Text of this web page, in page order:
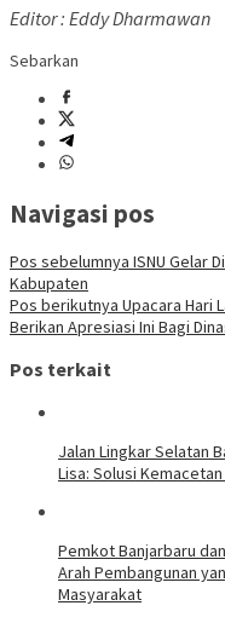
Editor : Eddy Dharmawan
Sebarkan
Navigasi pos
Pos sebelumnya ISNU Gelar
Kabupaten
Pos berikutnya Upacara Hari
Berikan Apresiasi Ini Bagi
Pos terkait
Jalan Lingkar Selatan
Lisa: Solusi
Pemkot Banjarbaru
Arah Pembangunan
Masyarakat